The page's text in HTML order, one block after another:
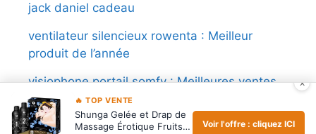
jack daniel cadeau
ventilateur silencieux rowenta : Meilleur
produit de l’année
visiophone portail somfy : Meilleures ventes
×
🔥 TOP VENTE
Shunga Gelée et Drap de
Massage Érotique Fruits
Voir l'offre : cliquez ICI